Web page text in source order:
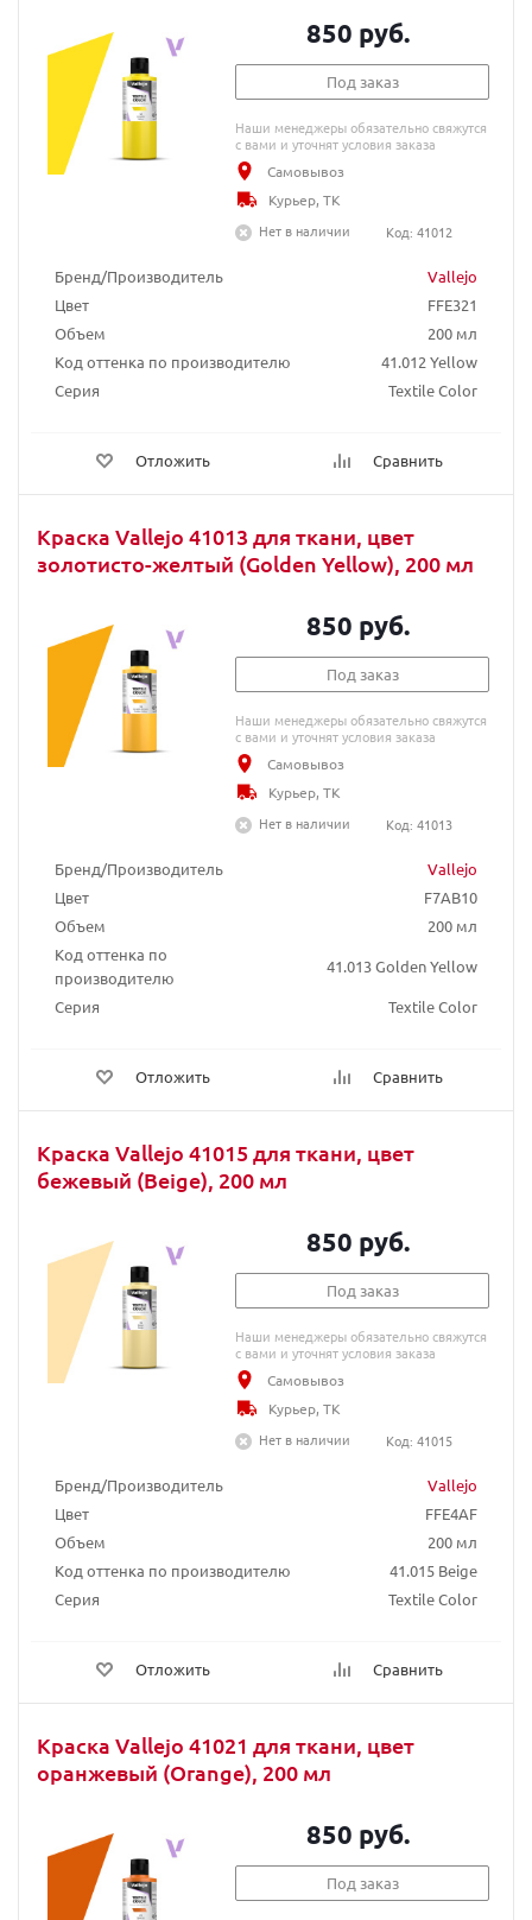
Бренд/Производитель
Vallejo
Цвет
FFE321
Объем
200 мл
Код оттенка по производителю
41.012 Yellow
Серия
Textile Color
Отложить Сравнить
850 руб.
Под заказ
Наши менеджеры обязательно свяжутся
с вами и уточнят условия заказа
Самовывоз
Курьер, ТК
Нет в наличии
Код: 41012
Краска Vallejo 41013 для ткани, цвет
золотисто-желтый (Golden Yellow), 200 мл
Бренд/Производитель
Vallejo
Цвет
F7AB10
Объем
200 мл
Код оттенка по
производителю
41.013 Golden Yellow
Серия
Textile Color
Отложить Сравнить
850 руб.
Под заказ
Наши менеджеры обязательно свяжутся
с вами и уточнят условия заказа
Самовывоз
Курьер, ТК
Нет в наличии
Код: 41013
Краска Vallejo 41015 для ткани, цвет
бежевый (Beige), 200 мл
Бренд/Производитель
Vallejo
Цвет
FFE4AF
Объем
200 мл
Код оттенка по производителю
41.015 Beige
Серия
Textile Color
Отложить Сравнить
850 руб.
Под заказ
Наши менеджеры обязательно свяжутся
с вами и уточнят условия заказа
Самовывоз
Курьер, ТК
Нет в наличии
Код: 41015
Краска Vallejo 41021 для ткани, цвет
оранжевый (Orange), 200 мл
850 руб.
Под заказ